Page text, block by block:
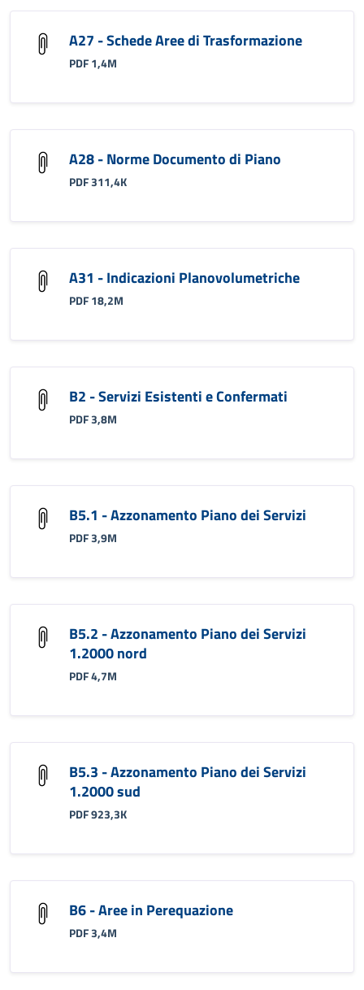
A27 - Schede Aree di Trasformazione
PDF 1,4M
A28 - Norme Documento di Piano
PDF 311,4K
A31 - Indicazioni Planovolumetriche
PDF 18,2M
B2 - Servizi Esistenti e Confermati
PDF 3,8M
B5.1 - Azzonamento Piano dei Servizi
PDF 3,9M
B5.2 - Azzonamento Piano dei Servizi
1.2000 nord
PDF 4,7M
B5.3 - Azzonamento Piano dei Servizi
1.2000 sud
PDF 923,3K
B6 - Aree in Perequazione
PDF 3,4M